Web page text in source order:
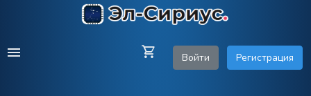
Войти Регистрация